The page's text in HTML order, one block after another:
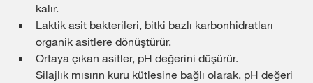
kalır.
Laktik asit bakterileri, bitki bazlı karbonhidratları
organik asitlere dönüştürür.
Ortaya çıkan asitler, pH değerini düşürür.
Silajlık mısırın kuru kütlesine bağlı olarak, pH değeri